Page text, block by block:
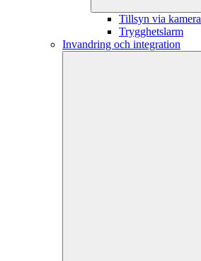
Tillsyn via kamera
Trygghetslarm
Invandring och integration